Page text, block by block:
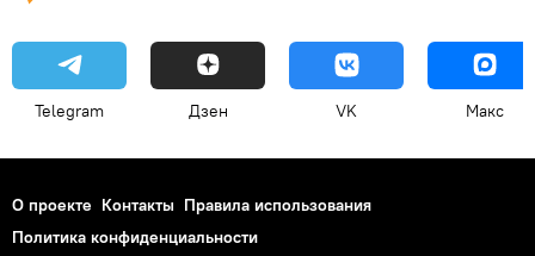
Telegram Дзен VK Макс
О проекте Контакты Правила использования
Политика конфиденциальности